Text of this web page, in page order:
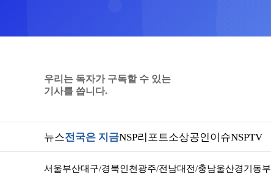
우리는 독자가 구독할 수 있는
기사를 씁니다.
뉴스전국은 지금NSP리포트소상공인이슈NSPTV
서울부산대구/경북인천 광주/전남대전/충남울산경기동부